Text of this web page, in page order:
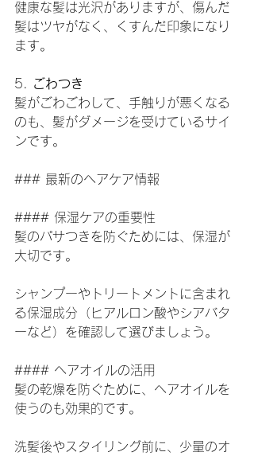
健康な髪は光沢がありますが、傷んだ
髪はツヤがなく、くすんだ印象になり
ます。
5.
ごわつき
髪がごわごわして、手触りが悪くなる
のも、髪がダメージを受けているサイ
ンです。
### 最新のヘアケア情報
#### 保湿ケアの重要性
髪のパサつきを防ぐためには、保湿が
大切です。
シャンプーやトリートメントに含まれ
る保湿成分（ヒアルロン酸やシアバタ
ーなど）を確認して選びましょう。
#### ヘアオイルの活用
髪の乾燥を防ぐために、ヘアオイルを
使うのも効果的です。
洗髪後やスタイリング前に、少量のオ